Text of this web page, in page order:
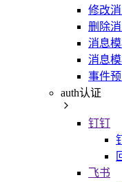
修改
删除
消息
消息
事件
auth认证
钉钉
飞书